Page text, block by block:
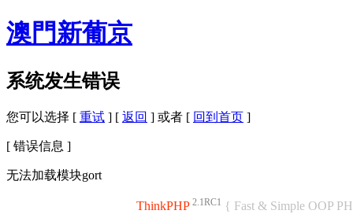
澳門新葡京
系统发生错误
您可以选择 [ 重试 ] [ 返回 ] 或者 [ 回到首页 ]
[ 错误信息 ]
无法加载模块gort
ThinkPHP 2.1RC1 { Fast & Simple OOP